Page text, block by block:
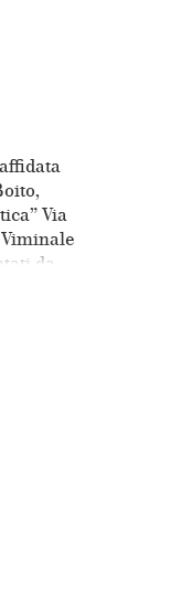
Via
da
con
Teatro
Tullio
e